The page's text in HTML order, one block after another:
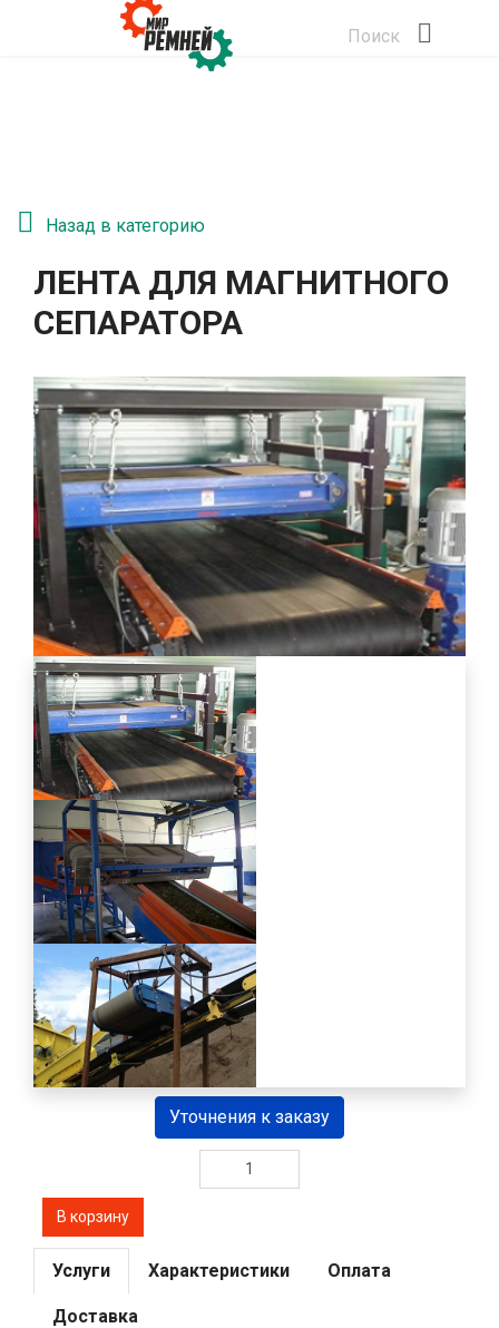
Поиск
Назад в категорию
ЛЕНТА ДЛЯ МАГНИТНОГО
СЕПАРАТОРА
Уточнения к заказу
Услуги Характеристики Оплата
Доставка